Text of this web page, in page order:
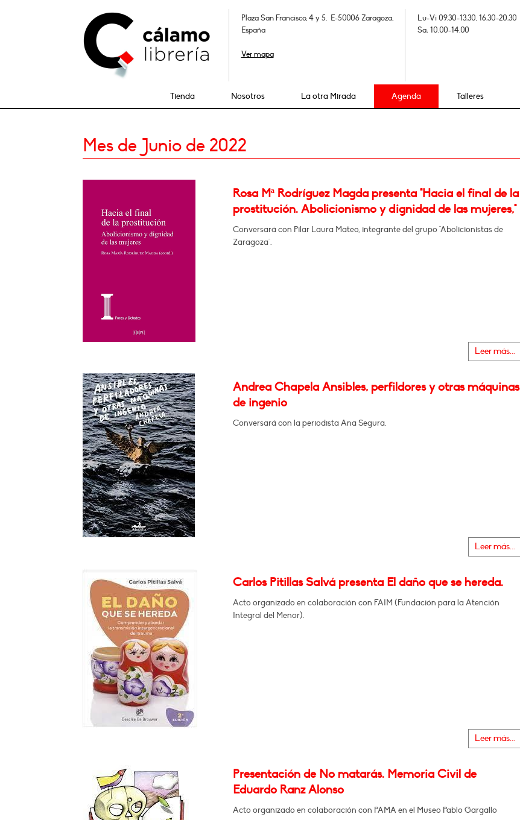
Plaza San Francisco, 4 y 5. E-50006 Zaragoza,
España
Ver mapa
Lu-Vi 09.30-13.30, 16.30-20.30
Sa: 10.00-14.00
Tienda Nosotros La otra Mirada Agenda Talleres
Mes de Junio de 2022
Rosa Mª Rodríguez Magda presenta "Hacia el final de la
prostitución. Abolicionismo y dignidad de las mujeres,"
Conversará con Pilar Laura Mateo, integrante del grupo "Abolicionistas de
Zaragoza".
Leer más...
Andrea Chapela Ansibles, perfildores y otras máquinas
de ingenio
Conversará con la periodista Ana Segura.
Leer más...
Carlos Pitillas Salvá presenta El daño que se hereda.
Acto organizado en colaboración con FAIM (Fundación para la Atención
Integral del Menor).
Leer más...
Presentación de No matarás. Memoria Civil de
Eduardo Ranz Alonso
Acto organizado en colaboración con PAMA en el Museo Pablo Gargallo